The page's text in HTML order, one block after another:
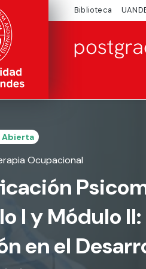
Biblioteca
Abierta
Ocupacional
I y Módulo
en el